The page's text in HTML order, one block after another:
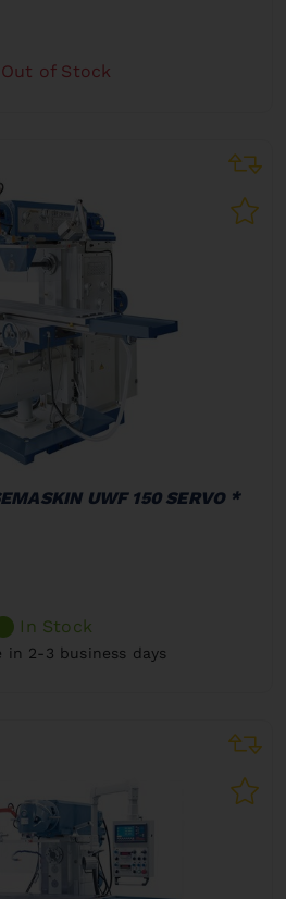
Out of Stock
UWF 150 SERVO *
In Stock
in 2-3 business days